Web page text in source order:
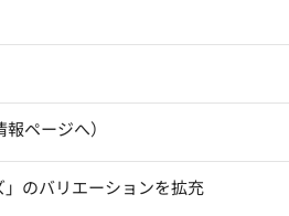
新しいウィンドウで開きます
ページへ）
のバリエーションを拡充